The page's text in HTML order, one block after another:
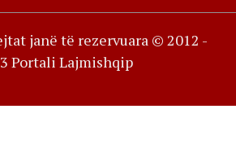
janë të rezervuara © 2012 -
Portali Lajmishqip